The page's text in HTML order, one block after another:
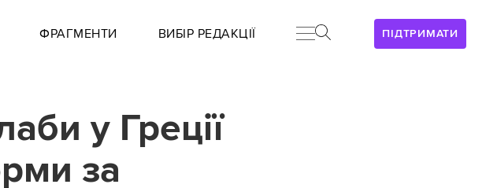
ПІДТРИМАТИ
ФРАГМЕНТИ ВИБІР РЕДАКЦІЇ
у Греції
за